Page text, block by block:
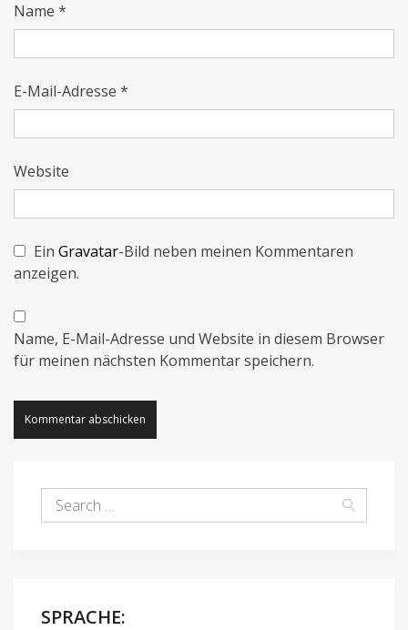
Name *
E-Mail-Adresse *
Website
Ein Gravatar-Bild neben meinen Kommentaren
anzeigen.
Name, E-Mail-Adresse und Website in diesem Browser
für meinen nächsten Kommentar speichern.
SPRACHE: